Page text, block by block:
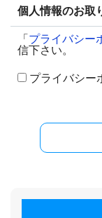
個人情報のお取
「 プライバシー
信下さい。
プライバシー